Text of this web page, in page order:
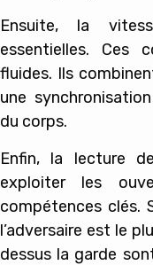
Ensuite, la
essentielles. Ces
fluides. Ils
une
du corps.
Enfin, la lecture
exploiter les
compétences clés.
l’adversaire est le
dessus la garde